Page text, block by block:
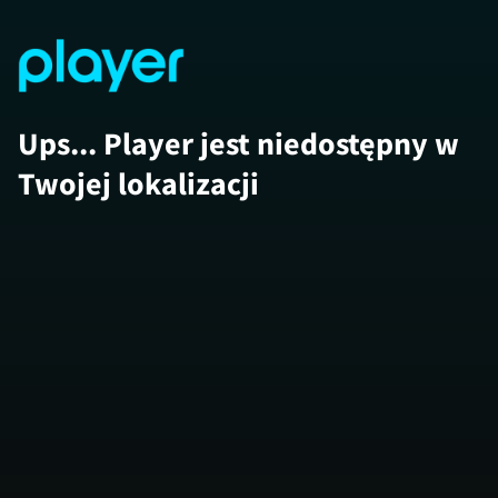
Ups... Player jest niedostępny w
Twojej lokalizacji